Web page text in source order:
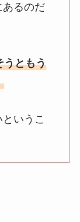
あるのだ
うともう
いうこ